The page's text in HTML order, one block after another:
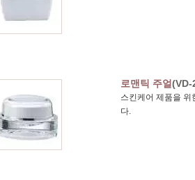
로맨틱 주얼(VD-
스킨케어 제품을
다.